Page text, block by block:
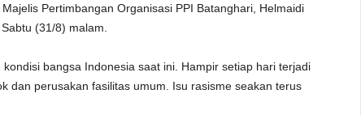
Pertimbangan Organisasi PPI Batanghari, Helmaidi
(31/8) malam.
bangsa Indonesia saat ini. Hampir setiap hari terjadi
dan perusakan fasilitas umum. Isu rasisme seakan terus